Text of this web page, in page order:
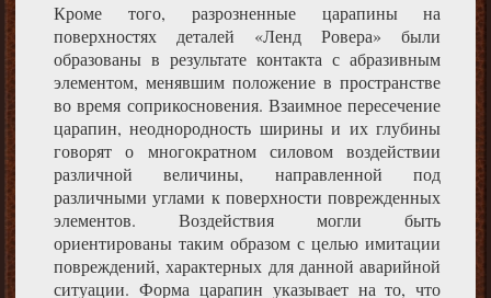
Кроме того, разрозненные царапины на
поверхностях деталей «Ленд Ровера» были
образованы в результате контакта с абразивным
элементом, менявшим положение в пространстве
во время соприкосновения. Взаимное пересечение
царапин, неоднородность ширины и их глубины
говорят о многократном силовом воздействии
различной величины, направленной под
различными углами к поверхности поврежденных
элементов. Воздействия могли быть
ориентированы таким образом с целью имитации
повреждений, характерных для данной аварийной
ситуации. Форма царапин указывает на то, что